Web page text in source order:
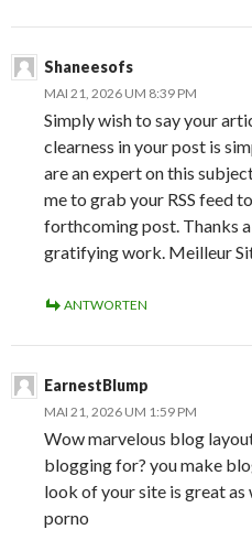
Shaneesofs
MAI 21, 2026 UM 8:39 PM
Simply wish to say your
clearness in your post is
are an expert on this
me to grab your RSS feed
forthcoming post. Thanks
gratifying work. Meilleur
ANTWORTEN
EarnestBlump
MAI 21, 2026 UM 1:59 PM
Wow marvelous blog
blogging for? you make
look of your site is great
porno